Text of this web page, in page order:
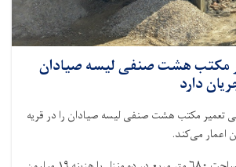
مکتب هشت صنفی لیسه صیادان
دارد
تعمیر مکتب هشت صنفی لیسه صیادان را در قریه
اعمار می‌کند.